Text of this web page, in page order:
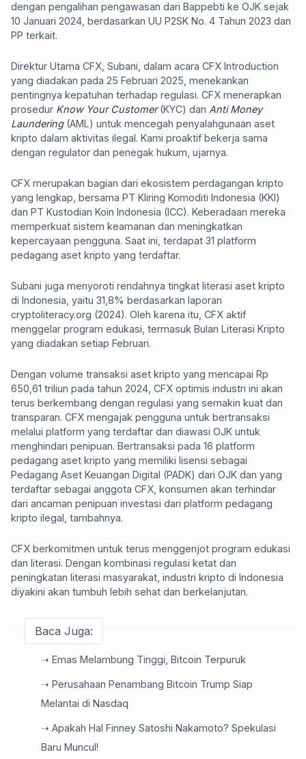
dengan pengalihan pengawasan dari Bappebti ke OJK sejak
10 Januari 2024, berdasarkan UU P2SK No. 4 Tahun 2023 dan
PP terkait.
Direktur Utama CFX, Subani, dalam acara CFX Introduction
yang diadakan pada 25 Februari 2025, menekankan
pentingnya kepatuhan terhadap regulasi. CFX menerapkan
prosedur Know Your Customer(KYC) dan Anti Money
Laundering(AML) untuk mencegah penyalahgunaan aset
kripto dalam aktivitas ilegal. Kami proaktif bekerja sama
dengan regulator dan penegak hukum, ujarnya.
CFX merupakan bagian dari ekosistem perdagangan kripto
yang lengkap, bersama PT Kliring Komoditi Indonesia (KKI)
dan PT Kustodian Koin Indonesia (ICC). Keberadaan mereka
memperkuat sistem keamanan dan meningkatkan
kepercayaan pengguna. Saat ini, terdapat 31 platform
pedagang aset kripto yang terdaftar.
Subani juga menyoroti rendahnya tingkat literasi aset kripto
di Indonesia, yaitu 31,8% berdasarkan laporan
cryptoliteracy.org (2024). Oleh karena itu, CFX aktif
menggelar program edukasi, termasuk Bulan Literasi Kripto
yang diadakan setiap Februari.
Dengan volume transaksi aset kripto yang mencapai Rp
650,61 triliun pada tahun 2024, CFX optimis industri ini akan
terus berkembang dengan regulasi yang semakin kuat dan
transparan. CFX mengajak pengguna untuk bertransaksi
melalui platform yang terdaftar dan diawasi OJK untuk
menghindari penipuan. Bertransaksi pada 16 platform
pedagang aset kripto yang memiliki lisensi sebagai
Pedagang Aset Keuangan Digital (PADK) dari OJK dan yang
terdaftar sebagai anggota CFX, konsumen akan terhindar
dari ancaman penipuan investasi dari platform pedagang
kripto ilegal, tambahnya.
CFX berkomitmen untuk terus menggenjot program edukasi
dan literasi. Dengan kombinasi regulasi ketat dan
peningkatan literasi masyarakat, industri kripto di Indonesia
diyakini akan tumbuh lebih sehat dan berkelanjutan.
Baca Juga:
➝ Emas Melambung Tinggi, Bitcoin Terpuruk
➝ Perusahaan Penambang Bitcoin Trump Siap
Melantai di Nasdaq
➝ Apakah Hal Finney Satoshi Nakamoto? Spekulasi
Baru Muncul!